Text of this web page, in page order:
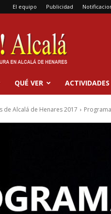
El equipo Publicidad
QUÉ VER ACTIVIDADES
de Alcalá de Henares 2017